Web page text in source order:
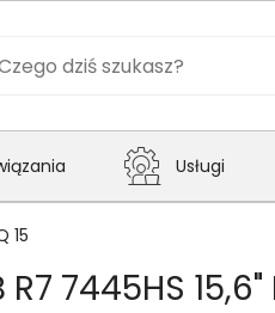
Usługi
15
7445HS 15,6"